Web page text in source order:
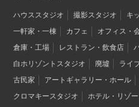
ハウススタジオ 撮影スタジオ キ
一軒家・一棟
カフェ オフィス・
倉庫・工場
レストラン・飲食店
白ホリゾントスタジオ
廃墟 ライ
古民家
アートギャラリー・ホール
クロマキースタジオ
ホテル・リゾー